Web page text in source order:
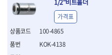
- 절연전공칼
- 절연안전모
- 절연매트
- 방폭소켓
100-4865
KOK-4138
가격표